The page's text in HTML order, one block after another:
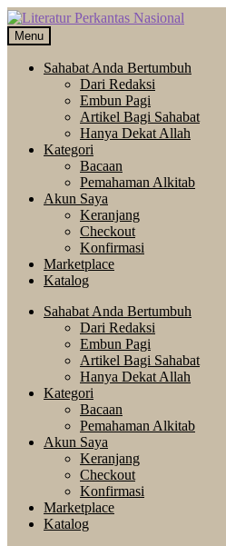
Skip
to
navigation
Langsung
ke
isi
Menu
Sahabat Anda Bertumbuh
Dari Redaksi
Embun Pagi
Artikel Bagi Sahabat
Hanya Dekat Allah
Kategori
Bacaan
Pemahaman Alkitab
Akun Saya
Keranjang
Checkout
Konfirmasi
Marketplace
Katalog
Sahabat Anda Bertumbuh
Dari Redaksi
Embun Pagi
Artikel Bagi Sahabat
Hanya Dekat Allah
Kategori
Bacaan
Pemahaman Alkitab
Akun Saya
Keranjang
Checkout
Konfirmasi
Marketplace
Katalog